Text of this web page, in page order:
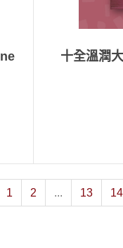
十全溫潤
1 2 ... 13 14